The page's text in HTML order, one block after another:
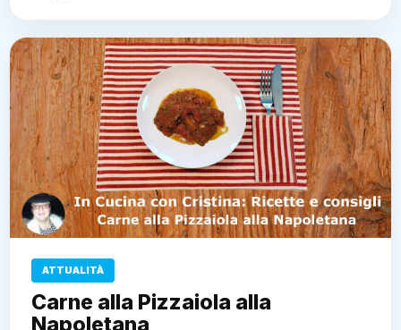
ATTUALITÀ
Carne alla Pizzaiola alla
Napoletana